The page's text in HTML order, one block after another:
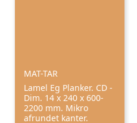
MAT-TAR
Lamel Eg Planker. CD -
Dim. 14 x 240 x 600-
2200 mm. Mikro
afrundet kanter.